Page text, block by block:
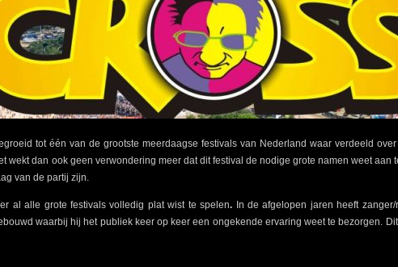
tot één van de grootste meerdaagse festivals van Nederland waar verdeeld
wekt dan ook geen verwondering meer dat dit festival de nodige grote namen weet aan
van de partij zijn.
al alle grote festivals volledig plat wist te spelen. In de afgelopen jaren heeft
waarbij hij het publiek keer op keer een ongekende ervaring weet te bezorgen.